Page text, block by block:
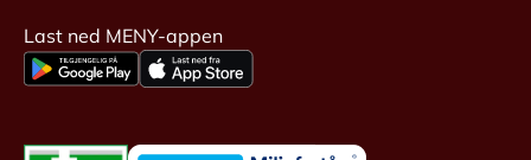
Last ned MENY-appen